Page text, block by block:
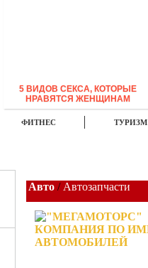
5 ВИДОВ СЕКСА, КОТОРЫЕ
НРАВЯТСЯ ЖЕНЩИНАМ
ФИТНЕС ТУРИЗМ
Авто / Автозапчасти